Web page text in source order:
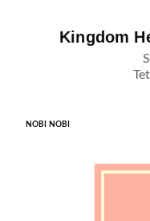
Kingdom
NOBI NOBI